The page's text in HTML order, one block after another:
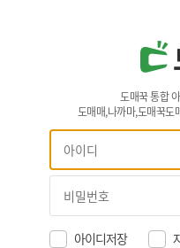
도매꾹 통합
도매매,나까마,도매꾹도
아이디저장